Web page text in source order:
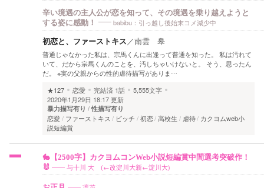
辛い境遇の主人公が恋を知って、その境遇を乗り越えようと
する姿に感動！
babibu：引っ越し後始末コメ減少中
初恋と、ファーストキス ／南雲 皋
普通じゃなかった私は、宗馬くんに出逢って普通を知った。 私は汚れて
いて、だから宗馬くんのことを、汚しちゃいけないと。 そう、思ったん
だ。 ※実の父親からの性的虐待描写がありま…
★127
恋愛 完結済 1話
5,555文字
2020年1月29日 18:17 更新
暴力描写有り 性描写有り
恋愛 ファーストキス ビッチ 初恋 高校生 虐待 カクヨムweb小
説短編賞
🐇【2500字】カクヨムコンWeb小説短編賞中間選考突破作！
🐰
与十川 大 (←改淀川大新←淀川大)